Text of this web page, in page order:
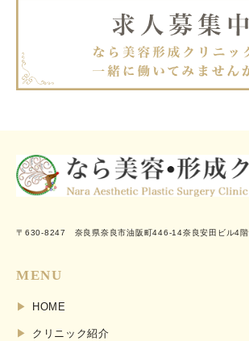
〒630-8247 奈良県奈良市油阪町446-14奈良安田ビル4階
MENU
HOME
クリニック紹介